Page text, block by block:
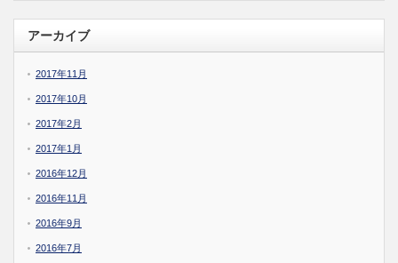
アーカイブ
2017年11月
2017年10月
2017年2月
2017年1月
2016年12月
2016年11月
2016年9月
2016年7月